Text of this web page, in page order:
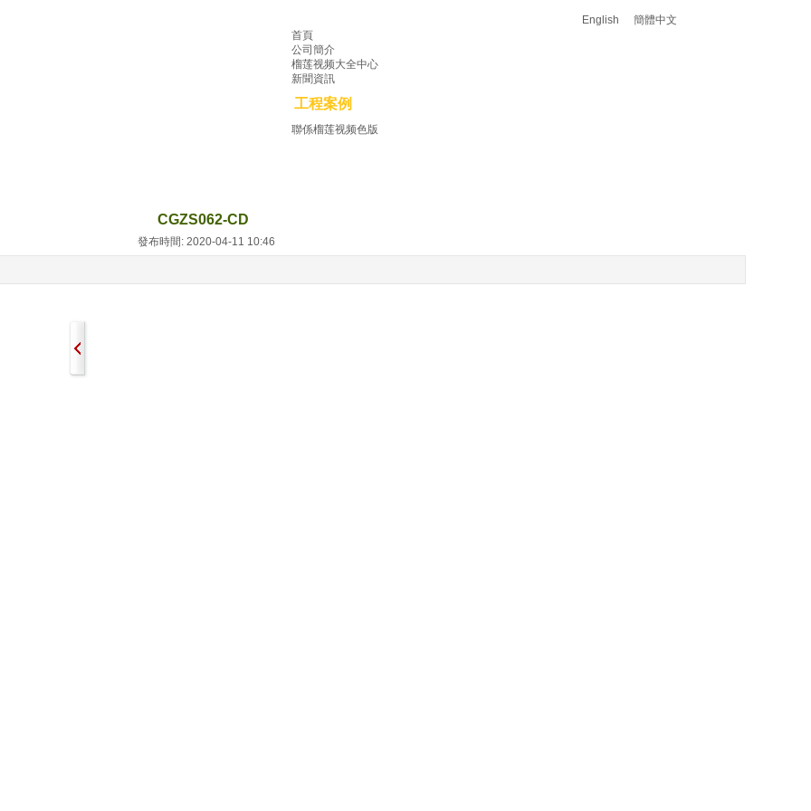
English
簡體中文
首頁
公司簡介
榴莲视频大全中心
新聞資訊
工程案例
聯係榴莲视频色版
CGZS062-CD
發布時間: 2020-04-11 10:46